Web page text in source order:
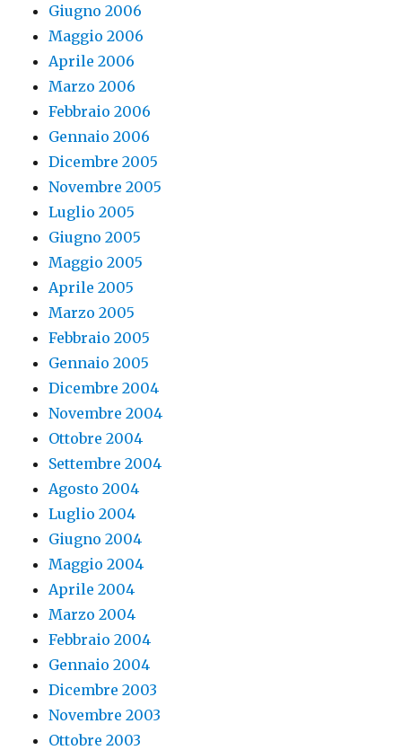
Giugno 2006
Maggio 2006
Aprile 2006
Marzo 2006
Febbraio 2006
Gennaio 2006
Dicembre 2005
Novembre 2005
Luglio 2005
Giugno 2005
Maggio 2005
Aprile 2005
Marzo 2005
Febbraio 2005
Gennaio 2005
Dicembre 2004
Novembre 2004
Ottobre 2004
Settembre 2004
Agosto 2004
Luglio 2004
Giugno 2004
Maggio 2004
Aprile 2004
Marzo 2004
Febbraio 2004
Gennaio 2004
Dicembre 2003
Novembre 2003
Ottobre 2003